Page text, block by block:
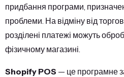
придбання програми,
проблеми. На відміну від
розділені платежі можуть
фізичному магазині.
Shopify POS — це програмне